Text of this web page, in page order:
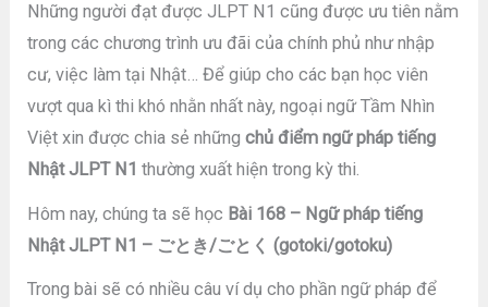
Những người đạt được JLPT N1 cũng được ưu tiên nằm
trong các chương trình ưu đãi của chính phủ như nhập
cư, việc làm tại Nhật… Để giúp cho các bạn học viên
vượt qua kì thi khó nhằn nhất này, ngoại ngữ Tầm Nhìn
Việt xin được chia sẻ nhữngchủ điểm ngữ pháp tiếng
Nhật JLPT N1 thường xuất hiện trong kỳ thi.
Hôm nay, chúng ta sẽ học Bài 168 – Ngữ pháp tiếng
Nhật JLPT N1 – ごとき/ごとく (gotoki/gotoku)
Trong bài sẽ có nhiều câu ví dụ cho phần ngữ pháp để